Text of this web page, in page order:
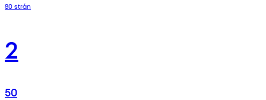
80 strán
2
50